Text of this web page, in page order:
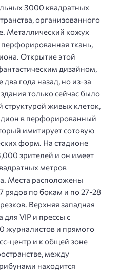
3000 квадратных
организованного
Металлический кожух
перфорированная ткань,
Открытие этой
дизайном,
года назад, но из-за
только сейчас было
живых клеток,
в перфорированный
имитирует сотовую
форм. На стадионе
зрителей и он имеет
метров
Места расположены
рядов по бокам и по 27-28
Верхняя западная
для VIP и прессы с
журналистов и прямого
центр и к общей зоне
между
находится